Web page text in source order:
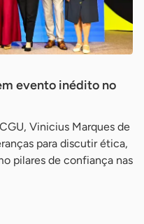
evento inédito no
Vinicius Marques de
para discutir ética,
pilares de confiança nas